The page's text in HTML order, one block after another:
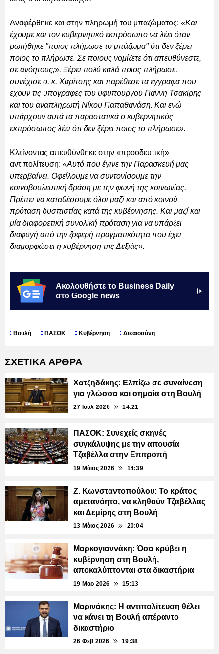
Αναφέρθηκε και στην πληρωμή του μπαζώματος: «Και
έχουμε και τον κυβερνητικό εκπρόσωπο να λέει όταν
ρωτήθηκε "ποιος πλήρωσε το μπάζωμα" ότι δεν ξέρει
ποιος το πλήρωσε. Σε ποιους νομίζετε ότι απευθύνεστε,
σε ανόητους;». Ξέρει πολύ καλά ποιος πλήρωσε,
συνέχισε ο. κ. Χαρίτσης και παρέθεσε τα έγγραφα που
έχουν τις υπογραφές του υφυπουργού Γιάννη Τσακίρης
και του αναπληρωτή Νίκου Παπαθανάση. Και ενώ
υπάρχουν αυτά τα παραστατικά ο κυβερνητικός
εκπρόσωπος λέει ότι δεν ξέρει ποιος το πλήρωσε».
Κλείνοντας απευθύνθηκε στην «προοδευτική»
αντιπολίτευση: «Αυτό που έγινε την Παρασκευή μας
υπερβαίνει. Οφείλουμε να συντονίσουμε την
κοινοβουλευτική δράση με την φωνή της κοινωνίας.
Πρέπει να καταθέσουμε όλοι μαζί και από κοινού
πρόταση δυσπιστίας κατά της κυβέρνησης. Και μαζί και
μία διαφορετική συνολική πρόταση για να υπάρξει
διαφυγή από την ζοφερή πραγματικότητα που έχει
διαμορφώσει η κυβέρνηση της Δεξιάς».
Ακολουθήστε το Business Daily
στο Google news
Βουλή ΠΑΣΟΚ Κυβέρνηση Δικαιοσύνη
ΣΧΕΤΙΚΑ ΑΡΘΡΑ
Χατζηδάκης: Ελπίζω σε συναίνεση
για γλώσσα και σημαία στη Βουλή
27 Ιουλ 2026 14:21
ΠΑΣΟΚ: Συνεχείς σκηνές
συγκάλυψης με την απουσία
Τζαβέλλα στην Επιτροπή
19 Μάιος 2026 14:39
Ζ. Κωνσταντοπούλου: Το κράτος
αμετανόητο, να κληθούν Τζαβέλλας
και Δεμίρης στη Βουλή
13 Μάιος 2026 20:04
Μαρκογιαννάκη: Όσα κρύβει η
κυβέρνηση στη Βουλή,
αποκαλύπτονται στα δικαστήρια
19 Μαρ 2026 15:13
Μαρινάκης: Η αντιπολίτευση θέλει
να κάνει τη Βουλή απέραντο
δικαστήριο
26 Φεβ 2026 19:38